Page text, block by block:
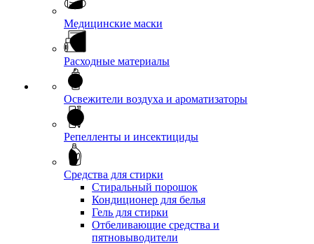
Медицинские маски
Расходные материалы
Освежители воздуха и ароматизаторы
Репелленты и инсектициды
Средства для стирки
Стиральный порошок
Кондиционер для белья
Гель для стирки
Отбеливающие средства и
пятновыводители